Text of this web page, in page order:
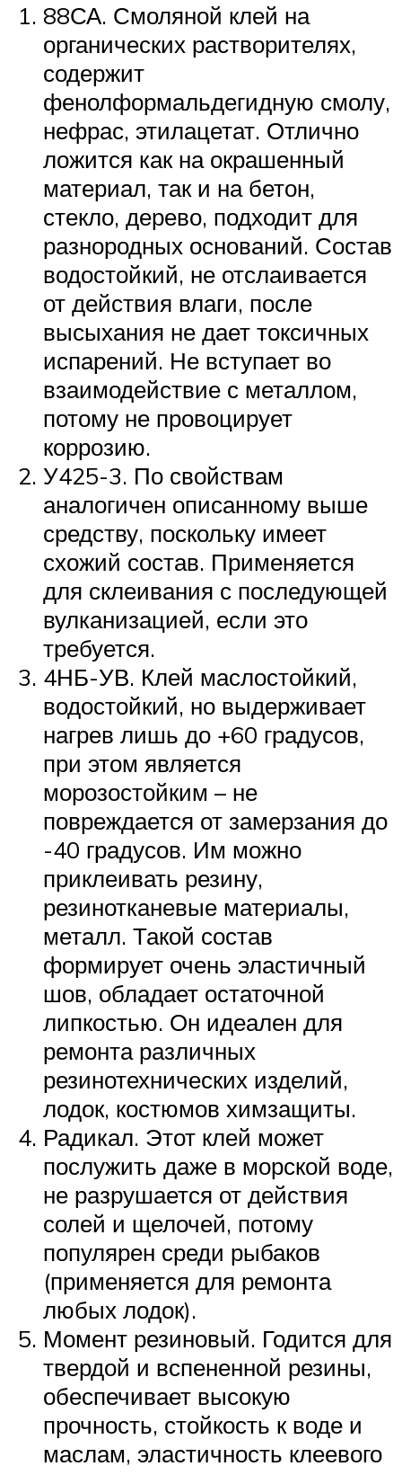
88СА. Смоляной клей на
органических растворителях,
содержит
фенолформальдегидную смолу,
нефрас, этилацетат. Отлично
ложится как на окрашенный
материал, так и на бетон,
стекло, дерево, подходит для
разнородных оснований. Состав
водостойкий, не отслаивается
от действия влаги, после
высыхания не дает токсичных
испарений. Не вступает во
взаимодействие с металлом,
потому не провоцирует
коррозию.
У425-3. По свойствам
аналогичен описанному выше
средству, поскольку имеет
схожий состав. Применяется
для склеивания с последующей
вулканизацией, если это
требуется.
4НБ-УВ. Клей маслостойкий,
водостойкий, но выдерживает
нагрев лишь до +60 градусов,
при этом является
морозостойким – не
повреждается от замерзания до
-40 градусов. Им можно
приклеивать резину,
резинотканевые материалы,
металл. Такой состав
формирует очень эластичный
шов, обладает остаточной
липкостью. Он идеален для
ремонта различных
резинотехнических изделий,
лодок, костюмов химзащиты.
Радикал. Этот клей может
послужить даже в морской воде,
не разрушается от действия
солей и щелочей, потому
популярен среди рыбаков
(применяется для ремонта
любых лодок).
Момент резиновый. Годится для
твердой и вспененной резины,
обеспечивает высокую
прочность, стойкость к воде и
маслам, эластичность клеевого